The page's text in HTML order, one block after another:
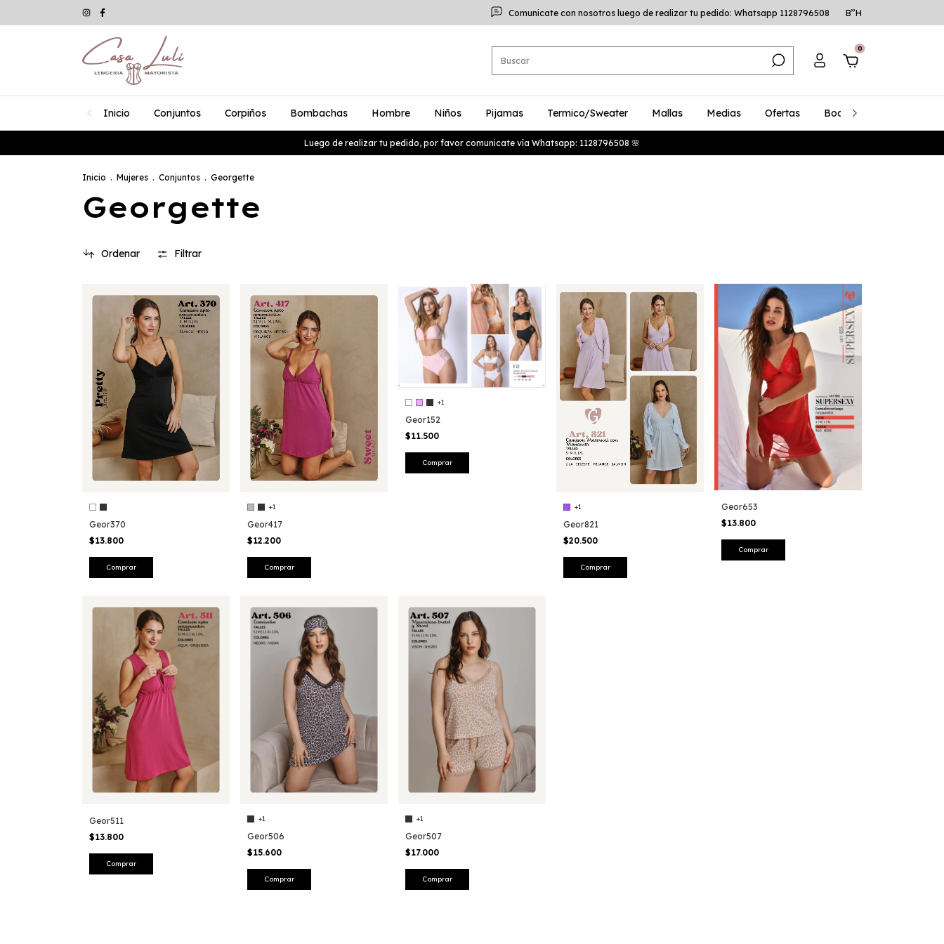
Comunicate con nosotros luego de realizar tu pedido: Whatsapp 1128796508 B’’H
0
Inicio Conjuntos Corpiños Bombachas Hombre Niños Pijamas Termico/Sweater Mallas Medias Ofertas Bodys
Luego de realizar tu pedido, por favor comunicate vía Whatsapp: 1128796508 🌸
Inicio . Mujeres . Conjuntos . Georgette
Georgette
Ordenar Filtrar
Geor370
$13.800
Comprar
+1
Geor417
$12.200
Comprar
+1
Geor152
$11.500
Comprar
+1
Geor821
$20.500
Comprar
Geor653
$13.800
Comprar
Geor511
$13.800
Comprar
+1
Geor506
$15.600
Comprar
+1
Geor507
$17.000
Comprar